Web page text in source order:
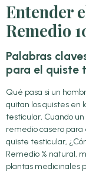
Entender
Remedio
Palabras
para el quiste
Qué pasa si un
quitan los quistes en
testicular, Cuando
remedio casero
quiste testicular,
Remedio % natural,
plantas medicinales